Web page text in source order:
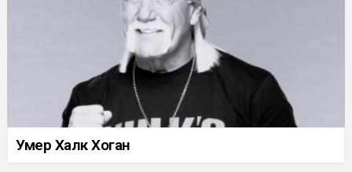
Умер Халк Хоган